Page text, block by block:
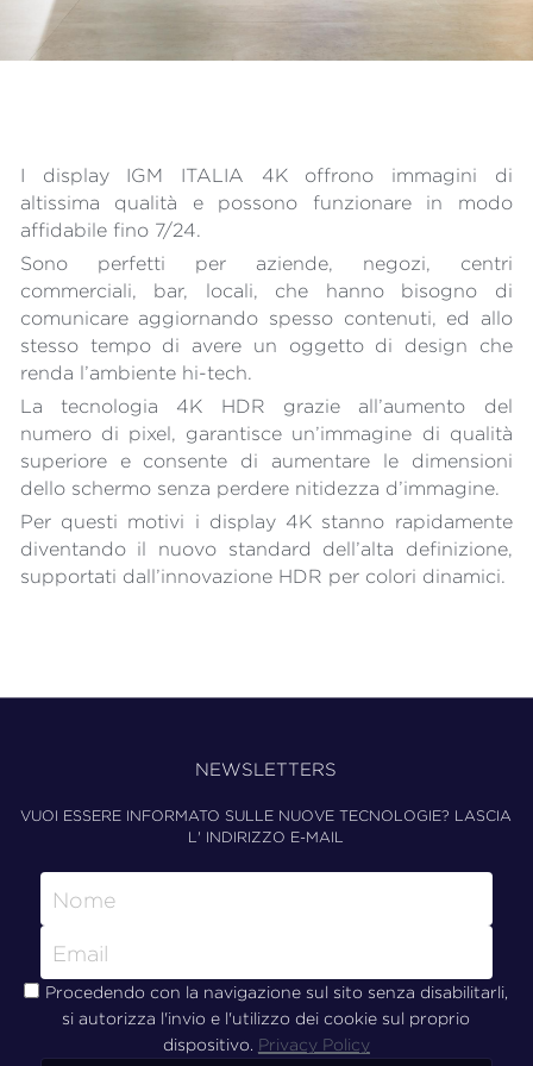
I display IGM ITALIA 4K offrono immagini di
altissima qualità e possono funzionare in modo
affidabile fino 7/24.
Sono perfetti per aziende, negozi, centri
commerciali, bar, locali, che hanno bisogno di
comunicare aggiornando spesso contenuti, ed allo
stesso tempo di avere un oggetto di design che
renda l’ambiente hi-tech.
La tecnologia 4K HDR grazie all’aumento del
numero di pixel, garantisce un’immagine di qualità
superiore e consente di aumentare le dimensioni
dello schermo senza perdere nitidezza d’immagine.
Per questi motivi i display 4K stanno rapidamente
diventando il nuovo standard dell’alta definizione,
supportati dall’innovazione HDR per colori dinamici.
NEWSLETTERS
VUOI ESSERE INFORMATO SULLE NUOVE TECNOLOGIE? LASCIA
L' INDIRIZZO E-MAIL
Nome
Email
Procedendo con la navigazione sul sito senza disabilitarli,
si autorizza l'invio e l'utilizzo dei cookie sul proprio
dispositivo. Privacy Policy